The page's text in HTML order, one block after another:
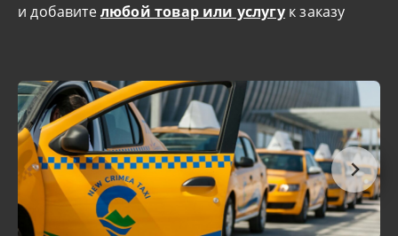
и добавителюбой товар или услугук заказу